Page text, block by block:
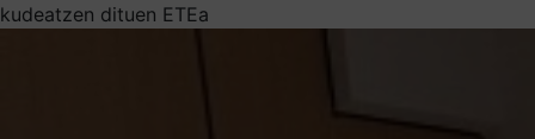
kudeatzen dituen ETEa